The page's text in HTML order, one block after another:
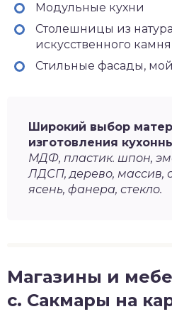
Модульные кухни
Столешницы из
искусственного камня
Стильные фасады,
Широкий выбор
изготовления
МДФ, пластик. шпон,
ЛДСП, дерево, массив,
ясень, фанера, стекло.
Магазины и
с. Сакмары на